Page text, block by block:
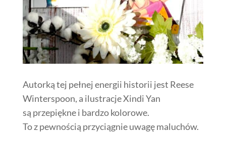
Autorką tej pełnej energii historii jest Reese
Winterspoon, a ilustracje Xindi Yan
są przepiękne i bardzo kolorowe.
To z pewnością przyciągnie uwagę maluchów.